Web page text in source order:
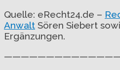
Quelle: eRecht24.de –
Anwalt Sören Siebert
Ergänzungen.